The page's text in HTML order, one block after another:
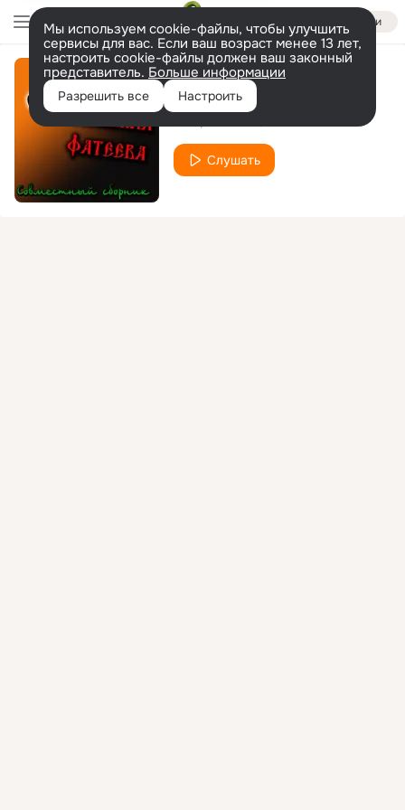
Войти
Мы используем cookie-файлы, чтобы улучшить
сервисы для вас. Если ваш возраст менее 13 лет,
настроить cookie-файлы должен ваш законный
представитель. Больше информации
Разрешить все Настроить
Страза
Слушать